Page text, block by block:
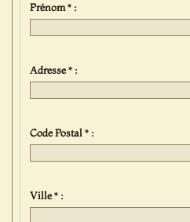
Prénom * :
Adresse * :
Code Postal * :
Ville * :